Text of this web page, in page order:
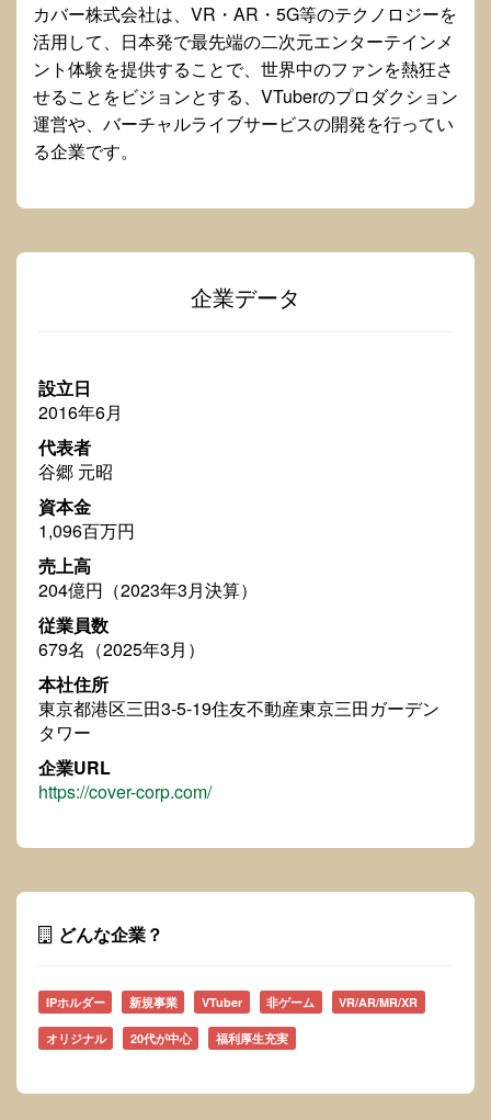
カバー株式会社は、VR・AR・5G等のテクノロジーを
活用して、日本発で最先端の二次元エンターテインメ
ント体験を提供することで、世界中のファンを熱狂さ
せることをビジョンとする、VTuberのプロダクション
運営や、バーチャルライブサービスの開発を行ってい
る企業です。
企業データ
設立日
2016年6月
代表者
谷郷 元昭
資本金
1,096百万円
売上高
204億円（2023年3月決算）
従業員数
679名（2025年3月）
本社住所
東京都港区三田3-5-19住友不動産東京三田ガーデン
タワー
企業URL
https://cover-corp.com/
どんな企業？
IPホルダー 新規事業 VTuber 非ゲーム VR/AR/MR/XR
オリジナル 20代が中心 福利厚生充実